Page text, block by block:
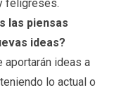
feligreses.
las piensas
ideas?
ideas a
lo actual o